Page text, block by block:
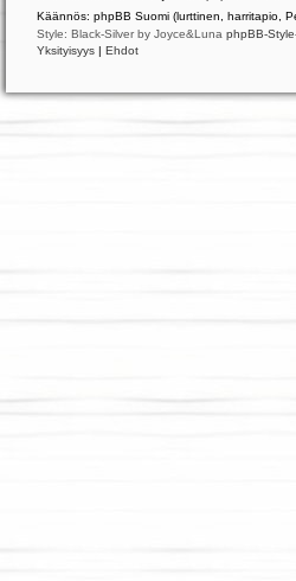
Käännös: phpBB Suomi (lurttinen, harritapio,
Style: Black-Silver by Joyce&Luna phpBB-
Yksityisyys | Ehdot